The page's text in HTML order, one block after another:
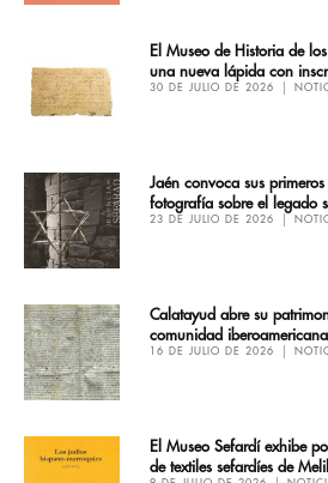
El Museo de Historia de
una nueva lápida con
30 DE JULIO DE 2026
Jaén convoca sus
fotografía sobre el legado
23 DE JULIO DE 2026
Calatayud abre su
comunidad iberoamericana
16 DE JULIO DE 2026
El Museo Sefardí exhibe
de textiles sefardíes de